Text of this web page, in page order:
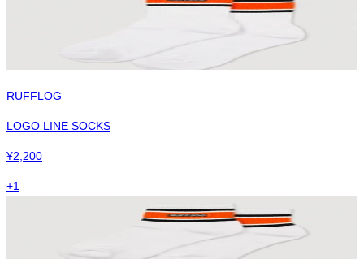
RUFFLOG
LOGO LINE SOCKS
¥2,200
+1